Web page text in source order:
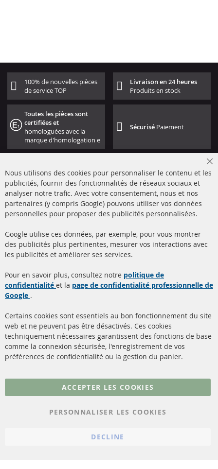
100% de nouvelles pièces
de service TOP
Livraison en 24 heures
Produits en stock
Toutes les pièces sont
certifiées et
homologuées avec la
marque d'homologation e
Sécurisé Paiement
+49 (0) 4533 799000
info@contra-automotive.de
facebook
instagram
Filtres à particules diesel
(FPD)
Catalyseur (CAT)
Capteurs
Matériel de montage
à propos de nous
livraison
Contact
Résilier le contrat
Plus de liens
Conditions générales
Nous utilisons des cookies pour personnaliser le contenu et les
publicités, fournir des fonctionnalités de réseaux sociaux et
analyser notre trafic. Avec votre consentement, nous et nos
partenaires (y compris Google) pouvons utiliser vos données
personnelles pour proposer des publicités personnalisées.
Google utilise ces données, par exemple, pour vous montrer
des publicités plus pertinentes, mesurer vos interactions avec
les publicités et améliorer ses services.
Pour en savoir plus, consultez notre politique de
confidentialité et la page de confidentialité professionnelle de
Google .
Certains cookies sont essentiels au bon fonctionnement du site
web et ne peuvent pas être désactivés. Ces cookies
techniquement nécessaires garantissent des fonctions de base
comme la connexion sécurisée, l'enregistrement de vos
préférences de confidentialité ou la gestion du panier.
ACCEPTER LES COOKIES
PERSONNALISER LES COOKIES
DECLINE